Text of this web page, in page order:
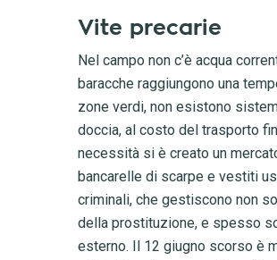
Vite precarie
Nel campo non c’è acqua
baracche raggiungono una
zone verdi, non esistono
doccia, al costo del trasporto
necessità si è creato un
bancarelle di scarpe e vestiti
criminali, che gestiscono non
della prostituzione, e spesso
esterno. Il 12 giugno scorso è